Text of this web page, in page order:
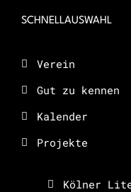
SCHNELLAUSWAHL
Verein
Gut zu kennen
Kalender
Projekte
Kölner